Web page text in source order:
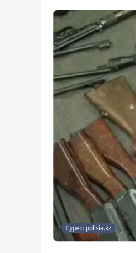
Сурет: polisia.kz